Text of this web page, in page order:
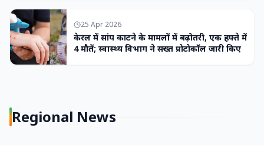
25 Apr 2026
केरल में सांप काटने के मामलों में बढ़ोतरी, एक हफ्ते में
4 मौतें; स्वास्थ्य विभाग ने सख्त प्रोटोकॉल जारी किए
Regional News